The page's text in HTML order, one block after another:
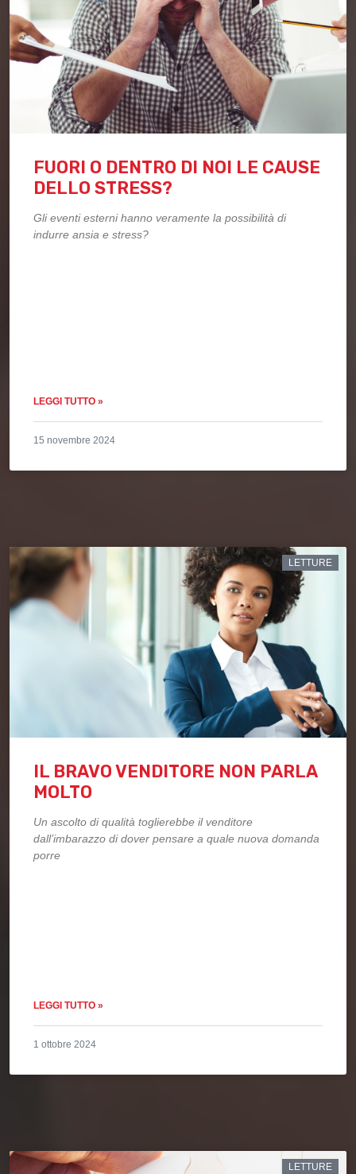
FUORI O DENTRO DI NOI LE CAUSE
DELLO STRESS?
Gli eventi esterni hanno veramente la possibilità di
indurre ansia e stress?
LEGGI TUTTO »
15 novembre 2024
LETTURE
IL BRAVO VENDITORE NON PARLA
MOLTO
Un ascolto di qualità toglierebbe il venditore
dall’imbarazzo di dover pensare a quale nuova domanda
porre
LEGGI TUTTO »
1 ottobre 2024
LETTURE